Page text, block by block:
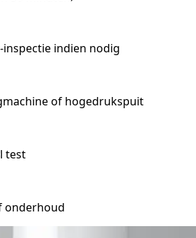
indien nodig
of hogedrukspuit
test
onderhoud